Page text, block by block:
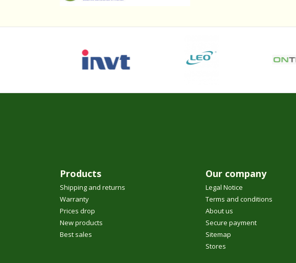
Products
Shipping and returns
Warranty
Prices drop
New products
Best sales
Our company
Legal Notice
Terms and conditions
About us
Secure payment
Sitemap
Stores